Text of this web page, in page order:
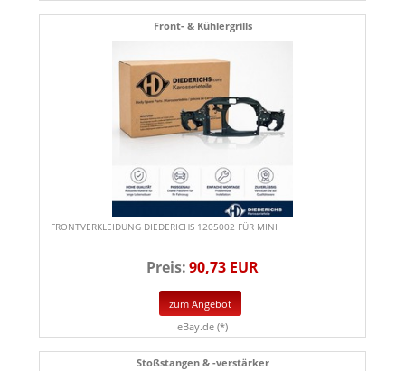
Front- & Kühlergrills
FRONTVERKLEIDUNG DIEDERICHS 1205002 FÜR MINI
Preis:90,73 EUR
zum Angebot
eBay.de (*)
Stoßstangen & -verstärker